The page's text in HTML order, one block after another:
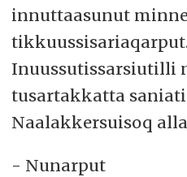
innuttaasunut
Inuussutissarsiutilli
tusartakkatta
Naalakkersuisoq
- Nunarput